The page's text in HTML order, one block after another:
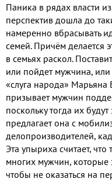
Паника в рядах власти
перспектив дошла до
намеренно вбрасывать
семей. Причём делается
в семьях раскол.
или пойдет мужчина,
«слуга народа» Марьяна
призывает мужчин
поскольку тогда их
предлагает она с
делопроизводителей,
Эта упыриха считает, что
многих мужчин, которые
чтобы не оказаться на